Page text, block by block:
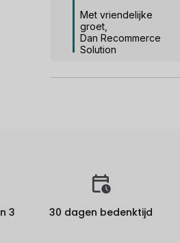
Met vriendelijke
groet,
Dan Recommerce
Solution
3
30 dagen bedenktijd